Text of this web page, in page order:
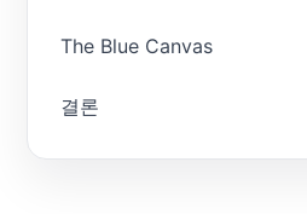
The Blue Canvas
결론